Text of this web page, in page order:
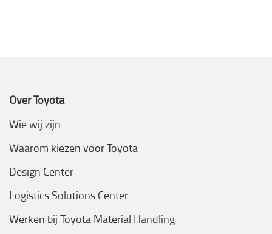
Over Toyota
Wie wij zijn
Waarom kiezen voor Toyota
Design Center
Logistics Solutions Center
Werken bij Toyota Material Handling